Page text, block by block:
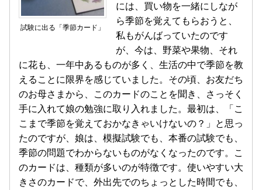
試験に出る「季節カード」
には、買い物を一緒にしなが
ら季節を覚えてもらおうと、
私もがんばっていたのです
が、今は、野菜や果物、それ
に花も、一年中あるものが多く、生活の中で季節を教
えることに限界を感じていました。その頃、お友だち
のお母さまから、このカードのことを聞き、さっそく
手に入れて娘の勉強に取り入れました。最初は、「こ
こまで季節を覚えておかなきゃいけないの？」と思っ
たのですが、娘は、模擬試験でも、本番の試験でも、
季節の問題でわからないものがなくなったのです。こ
のカードは、種類が多いのが特徴です。使いやすい大
きさのカードで、外出先でのちょっとした時間でも、